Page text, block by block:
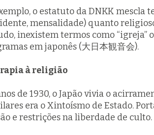
o estatuto da DNKK mescla
mensalidade) quanto
inexistem termos como “igreja”
em japonês (大日本観音会).
à religião
de 1930, o Japão vivia o
era o Xintoísmo de Estado.
e restrições na liberdade de culto.